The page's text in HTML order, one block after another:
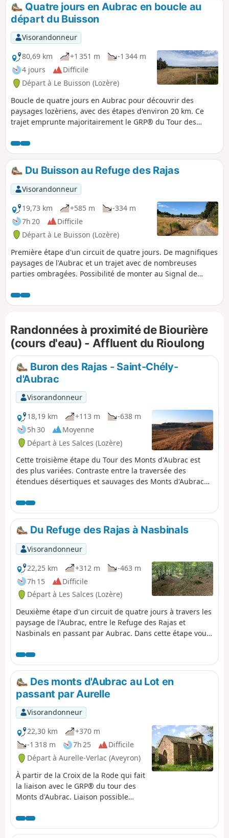
Quatre jours en Aubrac en boucle au
départ du Buisson
Visorandonneur
80,69 km
+1 351 m
-1 344 m
4 jours
Difficile
Départ à Le Buisson (Lozère)
Boucle de quatre jours en Aubrac pour découvrir des
paysages lozèriens, avec des étapes d'environ 20 km. Ce
trajet emprunte majoritairement le GRP® du Tour des
(chemin de Compostelle) en sens inverse.
Du Buisson au Refuge des Rajas
Visorandonneur
19,73 km
+585 m
-334 m
7h 20
Difficile
Départ à Le Buisson (Lozère)
Première étape d'un circuit de quatre jours. De magnifiques
paysages de l'Aubrac et un trajet avec de nombreuses
parties ombragées. Possibilité de monter au Signal de
demander aux propriétaires). Cette randonnée emprunte
majoritairement le GRP® Tour des Monts d'Aubrac
Randonnées à proximité de Biourière
(cours d'eau) - Affluent du Rioulong
Buron des Rajas - Saint-Chély-
d'Aubrac
Visorandonneur
18,19 km
+113 m
-638 m
5h 30
Moyenne
Départ à Les Salces (Lozère)
Cette troisième étape du Tour des Monts d'Aubrac est
des plus variées. Contraste entre la traversée des
étendues désertiques et sauvages des Monts d'Aubrac
Domaniale d'Aubrac et de la Réserve des Tourbières
ensuite. Depuis le Buron des Rajas, isolé à 1300 m
d'altitude, l'étape se termine dans le petit bourg de
Saint-Chély-d'Aubrac, au fond de la vallée de la Boralde
de Saint-Chély, 500 m plus bas.
Du Refuge des Rajas à Nasbinals
Visorandonneur
22,25 km
+312 m
-463 m
7h 15
Difficile
Départ à Les Salces (Lozère)
Deuxième étape d'un circuit de quatre jours à travers les
paysage de l'Aubrac, entre le Refuge des Rajas et
Nasbinals en passant par Aubrac. Dans cette étape vous
d'Aubrac et une partie du Chemin de Compostelle en
sens inverse (GR®65).
Des monts d'Aubrac au Lot en
passant par Aurelle
Visorandonneur
22,30 km
+370 m
-1 318 m
7h 25
Difficile
Départ à Aurelle-Verlac (Aveyron)
À partir de la Croix de la Rode qui fait
la liaison avec le GRP® du tour des
Monts d'Aubrac. Liaison possible
Jacques.Des panoramas magnifiques
vont se succéder lors de cette